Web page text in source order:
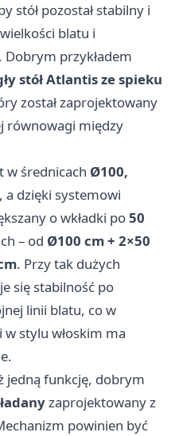
stół pozostał stabilny i
blatu i
przykładem
stół Atlantis ze spieku
został zaprojektowany
równowagi między
w średnicach Ø100,
, a dzięki systemowi
o wkładki po50
– od Ø100 cm + 2×50
. Przy tak dużych
się stabilność po
linii blatu, co w
stylu włoskim ma
jedną funkcję, dobrym
zaprojektowany z
powinien być